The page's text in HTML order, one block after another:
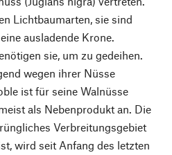
Lichtbaumarten, sie sind
ausladende Krone.
sie, um zu gedeihen.
wegen ihrer Nüsse
ist für seine Walnüsse
als Nebenprodukt an. Die
Verbreitungsgebiet
wird seit Anfang des letzten